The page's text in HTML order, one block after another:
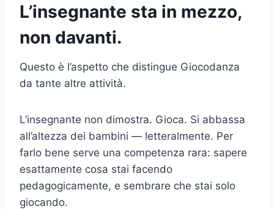
L’insegnante sta in mezzo,
non davanti.
Questo è l’aspetto che distingue Giocodanza
da tante altre attività.
L’insegnante non dimostra. Gioca. Si abbassa
all’altezza dei bambini — letteralmente. Per
farlo bene serve una competenza rara: sapere
esattamente cosa stai facendo
pedagogicamente, e sembrare che stai solo
giocando.